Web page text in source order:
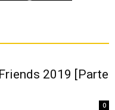
2019 [Parte
0